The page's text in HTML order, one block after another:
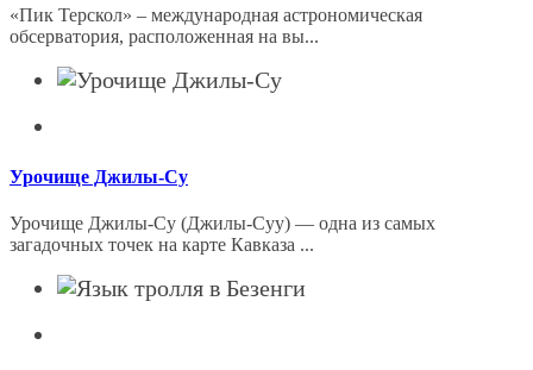
«Пик Терскол» – международная астрономическая
обсерватория, расположенная на вы...
Урочище Джилы-Су
Урочище Джилы-Су (Джилы-Суу) — одна из самых
загадочных точек на карте Кавказа ...